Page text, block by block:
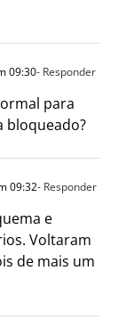
09:30- Responder
para
bloqueado?
09:32- Responder
e
Voltaram
de mais um